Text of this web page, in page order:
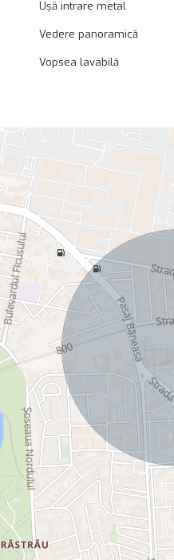
Ușă intrare metal
Vedere panoramică
Vopsea lavabilă